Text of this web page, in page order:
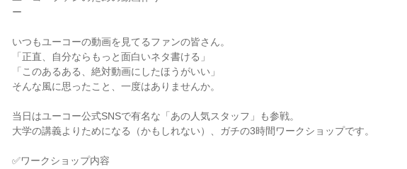
ー
いつもユーコーの動画を見てるファンの皆さん。
「正直、自分ならもっと面白いネタ書ける」
「このあるある、絶対動画にしたほうがいい」
そんな風に思ったこと、一度はありませんか。
当日はユーコー公式SNSで有名な「あの人気スタッフ」も参戦。
大学の講義よりためになる（かもしれない）、ガチの3時間ワークショップです。
✅ワークショップ内容